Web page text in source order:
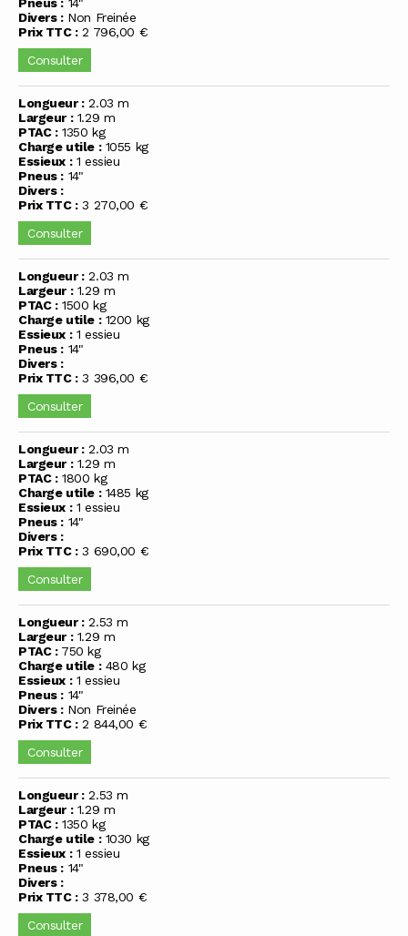
Pneus : 14"
Divers :Non Freinée
Prix TTC :2 796,00 €
Consulter
Longueur :2.03 m
Largeur :1.29 m
PTAC :1350 kg
Charge utile :1055 kg
Essieux :1 essieu
Pneus : 14"
Divers :
Prix TTC :3 270,00 €
Consulter
Longueur :2.03 m
Largeur :1.29 m
PTAC :1500 kg
Charge utile :1200 kg
Essieux :1 essieu
Pneus : 14"
Divers :
Prix TTC :3 396,00 €
Consulter
Longueur :2.03 m
Largeur :1.29 m
PTAC :1800 kg
Charge utile :1485 kg
Essieux :1 essieu
Pneus : 14"
Divers :
Prix TTC :3 690,00 €
Consulter
Longueur :2.53 m
Largeur :1.29 m
PTAC :750 kg
Charge utile :480 kg
Essieux :1 essieu
Pneus : 14"
Divers :Non Freinée
Prix TTC :2 844,00 €
Consulter
Longueur :2.53 m
Largeur :1.29 m
PTAC :1350 kg
Charge utile :1030 kg
Essieux :1 essieu
Pneus : 14"
Divers :
Prix TTC :3 378,00 €
Consulter